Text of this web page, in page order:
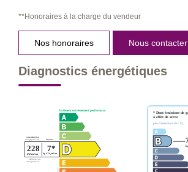
**Honoraires à la charge du vendeur
Nos honoraires Nous contacter
Diagnostics énergétiques